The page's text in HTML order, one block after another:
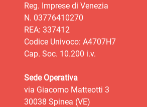
Reg. Imprese di Venezia
N. 03776410270
REA: 337412
Codice Univoco: A4707H7
Cap. Soc. 10.200 i.v.
Sede Operativa
via Giacomo Matteotti 3
30038 Spinea (VE)